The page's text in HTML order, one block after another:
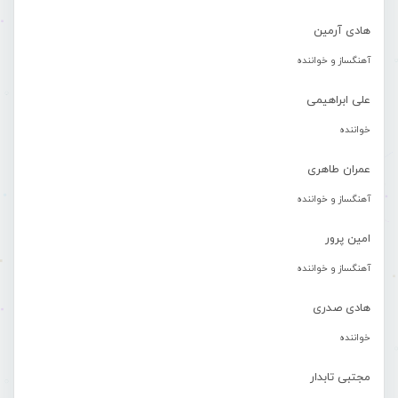
هادی آرمین
آهنگساز و خواننده
علی ابراهیمی
خواننده
عمران طاهری
آهنگساز و خواننده
امین پرور
آهنگساز و خواننده
هادی صدری
خواننده
مجتبی تابدار